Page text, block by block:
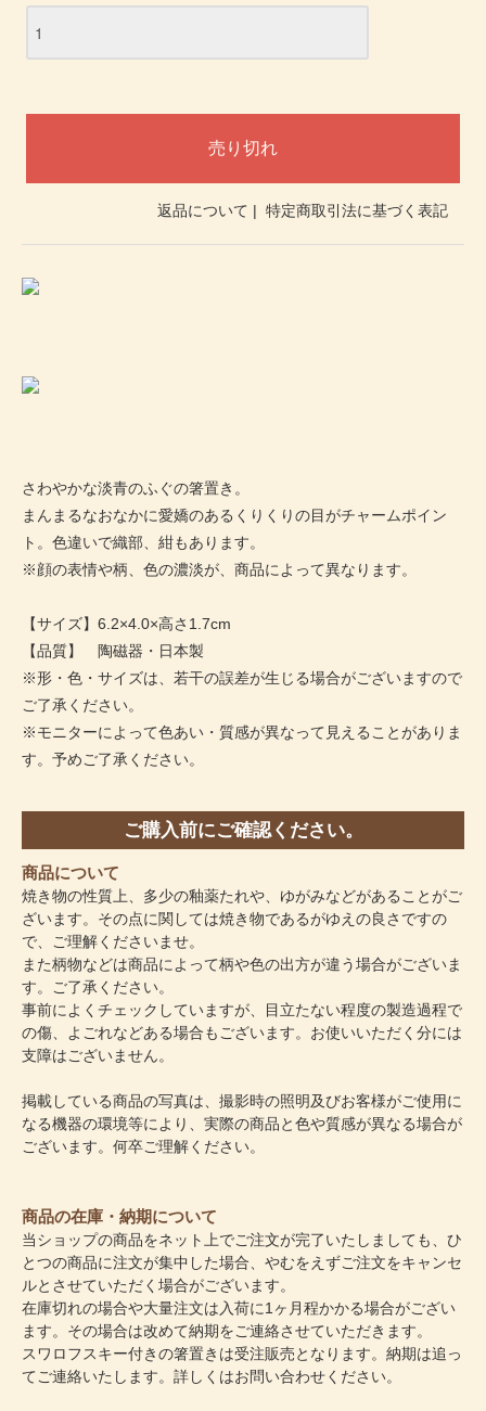
返品について | 特定商取引法に基づく表記
さわやかな淡青のふぐの箸置き。
まんまるなおなかに愛嬌のあるくりくりの目がチャームポイン
ト。色違いで織部、紺もあります。
※顔の表情や柄、色の濃淡が、商品によって異なります。
【サイズ】6.2×4.0×高さ1.7cm
【品質】 陶磁器・日本製
※形・色・サイズは、若干の誤差が生じる場合がございますので
ご了承ください。
※モニターによって色あい・質感が異なって見えることがありま
す。予めご了承ください。
ご購入前にご確認ください。
商品について
焼き物の性質上、多少の釉薬たれや、ゆがみなどがあることがご
ざいます。その点に関しては焼き物であるがゆえの良さですの
で、ご理解くださいませ。
また柄物などは商品によって柄や色の出方が違う場合がございま
す。ご了承ください。
事前によくチェックしていますが、目立たない程度の製造過程で
の傷、よごれなどある場合もございます。お使いいただく分には
支障はございません。
掲載している商品の写真は、撮影時の照明及びお客様がご使用に
なる機器の環境等により、実際の商品と色や質感が異なる場合が
ございます。何卒ご理解ください。
商品の在庫・納期について
当ショップの商品をネット上でご注文が完了いたしましても、ひ
とつの商品に注文が集中した場合、やむをえずご注文をキャンセ
ルとさせていただく場合がございます。
在庫切れの場合や大量注文は入荷に1ヶ月程かかる場合がござい
ます。その場合は改めて納期をご連絡させていただきます。
スワロフスキー付きの箸置きは受注販売となります。納期は追っ
てご連絡いたします。詳しくはお問い合わせください。